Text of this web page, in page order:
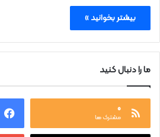
بیشتر بخوانید »
ما را دنبال کنید
۰
مشترک ها